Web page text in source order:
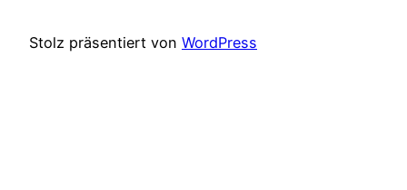
Stolz präsentiert von WordPress